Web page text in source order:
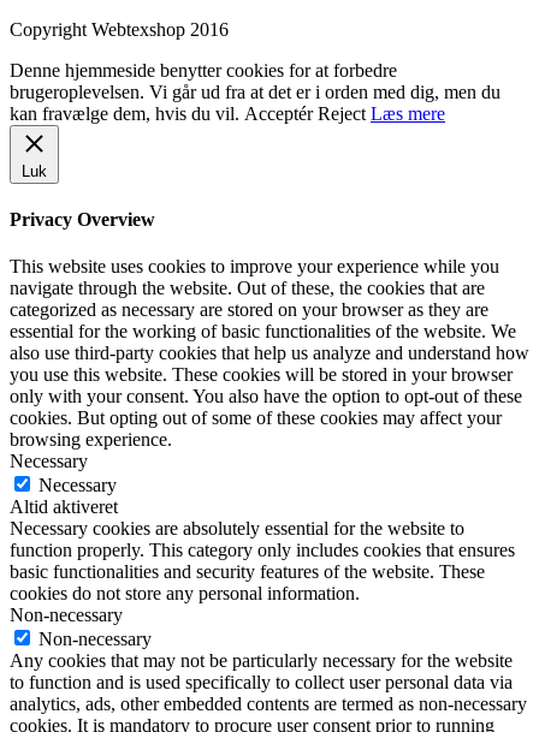
Copyright Webtexshop 2016
Denne hjemmeside benytter cookies for at forbedre
brugeroplevelsen. Vi går ud fra at det er i orden med dig, men du
kan fravælge dem, hvis du vil. Acceptér Reject Læs mere
Luk
Privacy Overview
This website uses cookies to improve your experience while you
navigate through the website. Out of these, the cookies that are
categorized as necessary are stored on your browser as they are
essential for the working of basic functionalities of the website. We
also use third-party cookies that help us analyze and understand how
you use this website. These cookies will be stored in your browser
only with your consent. You also have the option to opt-out of these
cookies. But opting out of some of these cookies may affect your
browsing experience.
Necessary
Necessary
Altid aktiveret
Necessary cookies are absolutely essential for the website to
function properly. This category only includes cookies that ensures
basic functionalities and security features of the website. These
cookies do not store any personal information.
Non-necessary
Non-necessary
Any cookies that may not be particularly necessary for the website
to function and is used specifically to collect user personal data via
analytics, ads, other embedded contents are termed as non-necessary
cookies. It is mandatory to procure user consent prior to running